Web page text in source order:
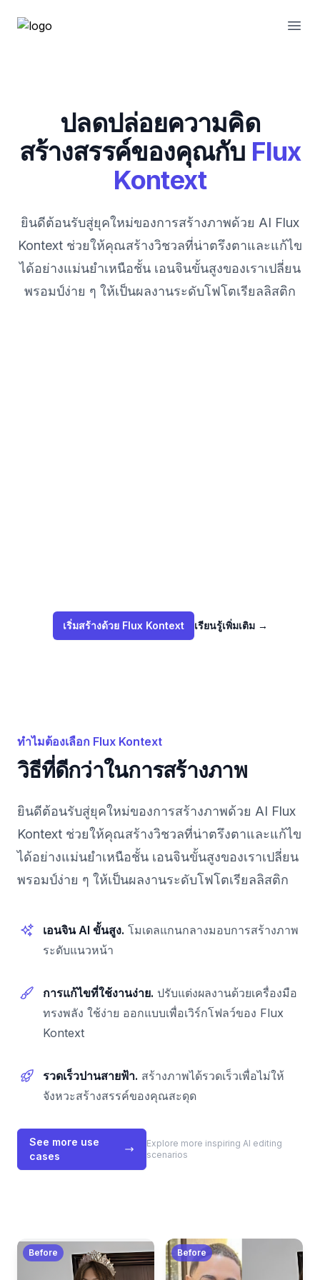
ปลดปล่อยความคิด
สร้างสรรค์ของคุณกับ Flux
Kontext
ยินดีต้อนรับสู่ยุคใหม่ของการสร้างภาพด้วย AI Flux
Kontext ช่วยให้คุณสร้างวิชวลที่น่าตรึงตาและแก้ไข
ได้อย่างแม่นยำเหนือชั้น เอนจินขั้นสูงของเราเปลี่ยน
พรอมป์ง่าย ๆ ให้เป็นผลงานระดับโฟโตเรียลลิสติก
เริ่มสร้างด้วย Flux Kontext เรียนรู้เพิ่มเติม →
ทำไมต้องเลือก Flux Kontext
วิธีที่ดีกว่าในการสร้างภาพ
ยินดีต้อนรับสู่ยุคใหม่ของการสร้างภาพด้วย AI Flux
Kontext ช่วยให้คุณสร้างวิชวลที่น่าตรึงตาและแก้ไข
ได้อย่างแม่นยำเหนือชั้น เอนจินขั้นสูงของเราเปลี่ยน
พรอมป์ง่าย ๆ ให้เป็นผลงานระดับโฟโตเรียลลิสติก
เอนจิน AI ขั้นสูง. โมเดลแกนกลางมอบการสร้างภาพ
ระดับแนวหน้า
การแก้ไขที่ใช้งานง่าย. ปรับแต่งผลงานด้วยเครื่องมือ
ทรงพลัง ใช้ง่าย ออกแบบเพื่อเวิร์กโฟลว์ของ Flux
Kontext
รวดเร็วปานสายฟ้า. สร้างภาพได้รวดเร็วเพื่อไม่ให้
จังหวะสร้างสรรค์ของคุณสะดุด
See more use
cases
Explore more inspiring AI editing
scenarios
Before Before